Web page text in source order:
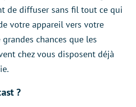
de diffuser sans fil tout ce qui
votre appareil vers votre
chances que les
chez vous disposent déjà
?